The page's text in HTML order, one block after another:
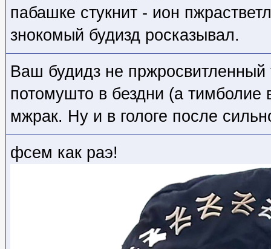
пабашке стукнит - ион
знокомый будизд росказывал.
Ваш будидз не
потомушто в бездни (а тимболие
мжрак. Ну и в гологе после
фсем как раэ!